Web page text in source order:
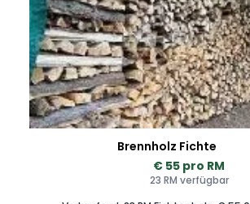
Brennholz Fichte
€ 55 pro RM
23 RM verfügbar